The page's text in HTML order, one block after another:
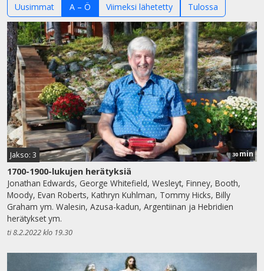
Uusimmat A – Ö Viimeksi lähetetty Tulossa
Jakso: 3 30min
1700-1900-lukujen herätyksiä
Jonathan Edwards, George Whitefield, Wesleyt, Finney, Booth,
Moody, Evan Roberts, Kathryn Kuhlman, Tommy Hicks, Billy
Graham ym. Walesin, Azusa-kadun, Argentiinan ja Hebridien
herätykset ym.
ti 8.2.2022 klo 19.30